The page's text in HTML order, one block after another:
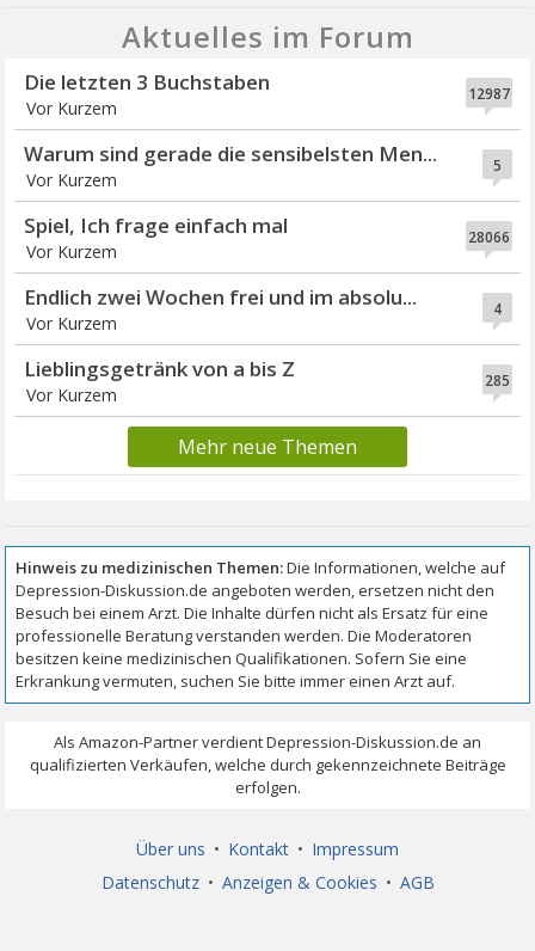
Aktuelles im Forum
12987
Die letzten 3 Buchstaben
Vor Kurzem
5
Warum sind gerade die sensibelsten Men...
Vor Kurzem
28066
Spiel, Ich frage einfach mal
Vor Kurzem
4
Endlich zwei Wochen frei und im absolu...
Vor Kurzem
285
Lieblingsgetränk von a bis Z
Vor Kurzem
Mehr neue Themen
Über uns • Kontakt • Impressum
Datenschutz • Anzeigen & Cookies • AGB